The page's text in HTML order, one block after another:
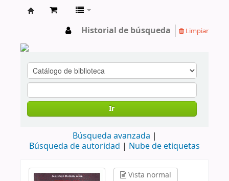
Historial de búsqueda Limpiar
Ir
Búsqueda avanzada
Búsqueda de autoridad
Nube de etiquetas
Vista normal